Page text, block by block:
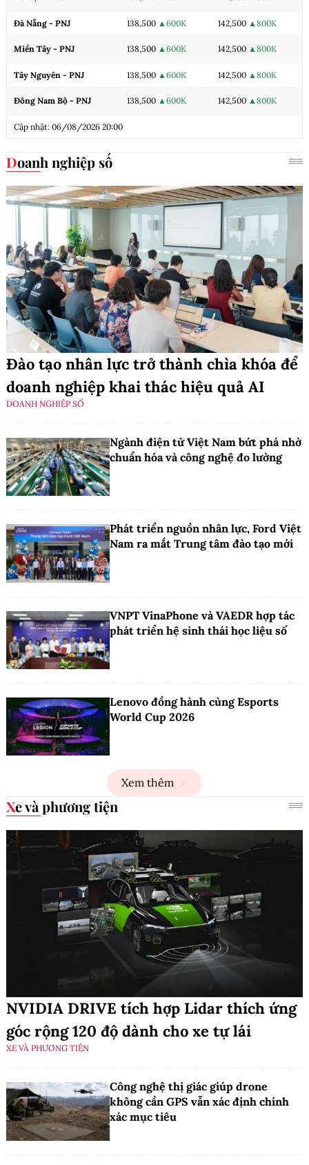
Đà Nẵng - PNJ 138,500 ▲600K 142,500 ▲800K
Miền Tây - PNJ 138,500 ▲600K 142,500 ▲800K
Tây Nguyên - PNJ 138,500 ▲600K 142,500 ▲800K
Đông Nam Bộ - PNJ 138,500 ▲600K 142,500 ▲800K
Cập nhật: 06/08/2026 20:00
Doanh nghiệp số
Đào tạo nhân lực trở thành chìa khóa để
doanh nghiệp khai thác hiệu quả AI
DOANH NGHIỆP SỐ
Ngành điện tử Việt Nam bứt phá nhờ
chuẩn hóa và công nghệ đo lường
Phát triển nguồn nhân lực, Ford Việt
Nam ra mắt Trung tâm đào tạo mới
VNPT VinaPhone và VAEDR hợp tác
phát triển hệ sinh thái học liệu số
Lenovo đồng hành cùng Esports
World Cup 2026
Xem thêm
Xe và phương tiện
NVIDIA DRIVE tích hợp Lidar thích ứng
góc rộng 120 độ dành cho xe tự lái
XE VÀ PHƯƠNG TIỆN
Công nghệ thị giác giúp drone
không cần GPS vẫn xác định chính
xác mục tiêu